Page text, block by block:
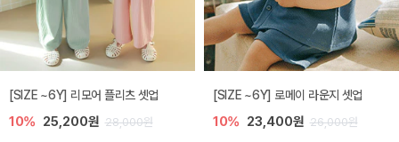
[SIZE ~6Y] 리모어 플리츠 셋업
10% 25,200원 28,000원
[SIZE ~6Y] 로메이 라운지 셋업
10% 23,400원 26,000원